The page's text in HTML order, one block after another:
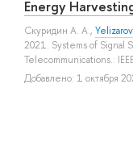
Energy
Скуридин А. А.,
2021. Systems of Signal
Telecommunications.:
Добавлено: 1 октября